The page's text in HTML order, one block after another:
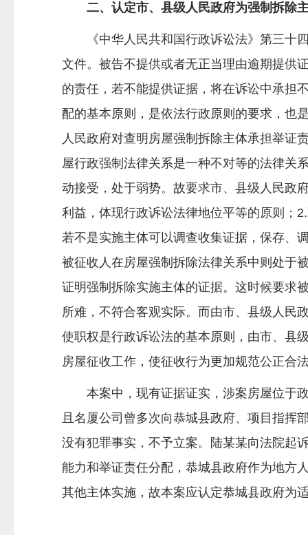
二、认定市、县级人民政府为强制拆除
《中华人民共和国行政诉讼法》第三十四
文件。被告不提供或者无正当理由逾期提供
的责任，若不能提供证据，将在诉讼中承担
配的基本原则，是依法行政原则的要求，也
人民政府对查明房屋强制拆除主体承担举证
屋行政强制法律关系是一种不对等的法律关
动接受，处于弱势。故要求市、县级人民政
利益，体现行政诉讼法律地位平等的原则；
若不是实施主体可以调查收集证据，保存、
被征收人在房屋强制拆除法律关系中则处于
证明强制拆除实施主体的证据。这时候要求
所难，不符合客观实际。而由市、县级人民
使职权是行政诉讼法的基本原则，由市、县
房屋征收工作，使征收行为更加规范公正合
本案中，现有证据证实，涉案房屋位于政
且名厦公司曾多次向恭城县政府、项目指挥
没有犯罪事实，不予立案。陆某某向法院起
能力和举证责任分配，恭城县政府作为地方
其他主体实施，故本案应认定恭城县政府为